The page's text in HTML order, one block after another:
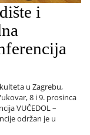
i
u Zagrebu,
8 i 9. prosinca
VUČEDOL –
održan je u